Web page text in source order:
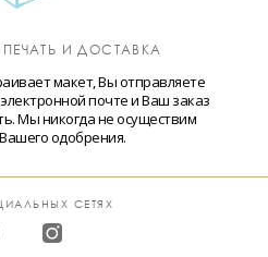
И ДОСТАВКА
макет, Вы отправляете
почте и Ваш заказ
Мы никогда не осуществим
одобрения.
СЕТЯХ